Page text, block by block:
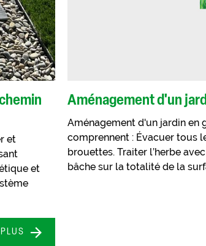
et
et
Aménagement d'un
Aménagement d'un jardin en
comprennent : Évacuer tous
brouettes. Traiter l’herbe
bâche sur la totalité de la